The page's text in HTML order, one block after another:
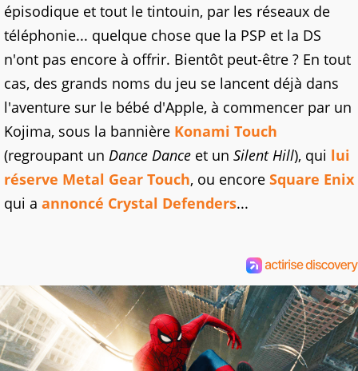
épisodique et tout le tintouin, par les réseaux de
téléphonie... quelque chose que la PSP et la DS
n'ont pas encore à offrir. Bientôt peut-être ? En tout
cas, des grands noms du jeu se lancent déjà dans
l'aventure sur le bébé d'Apple, à commencer par un
Kojima, sous la bannière Konami Touch
(regroupant un Dance Dance et un Silent Hill), qui lui
réserve Metal Gear Touch, ou encore Square Enix
qui a annoncé Crystal Defenders...